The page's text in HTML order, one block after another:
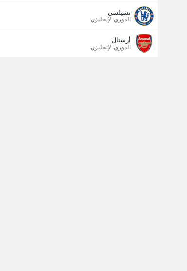
تشيلسي
الدوري الإنجليزي
أرسنال
الدوري الإنجليزي